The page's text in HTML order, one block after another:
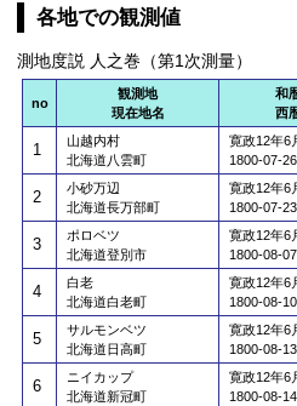
各地での観測値
測地度説 人之巻（第1次測量）
no
観測地
現在地名
和
西
1
山越内村
北海道八雲町
寛政12年6
1800-07-26
2
小砂万辺
北海道長万部町
寛政12年6
1800-07-23
3
ポロベツ
北海道登別市
寛政12年6
1800-08-07
4
白老
北海道白老町
寛政12年6
1800-08-10
5
サルモンベツ
北海道日高町
寛政12年6
1800-08-13
6
ニイカップ
北海道新冠町
寛政12年6
1800-08-14